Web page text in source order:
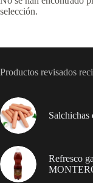
selección.
Productos revisados
Refresco